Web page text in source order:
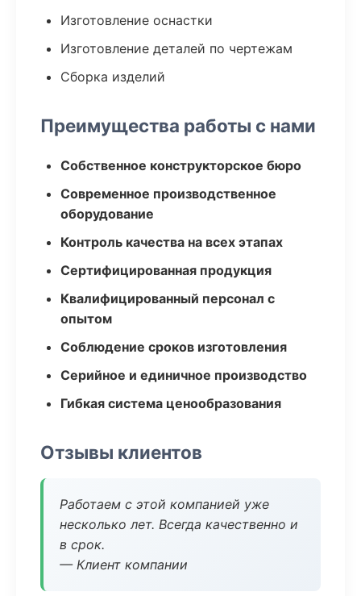
Изготовление оснастки
Изготовление деталей по чертежам
Сборка изделий
Преимущества работы с нами
Собственное конструкторское бюро
Современное производственное
оборудование
Контроль качества на всех этапах
Сертифицированная продукция
Квалифицированный персонал с
опытом
Соблюдение сроков изготовления
Серийное и единичное производство
Гибкая система ценообразования
Отзывы клиентов
Работаем с этой компанией уже
несколько лет. Всегда качественно и
в срок.
— Клиент компании